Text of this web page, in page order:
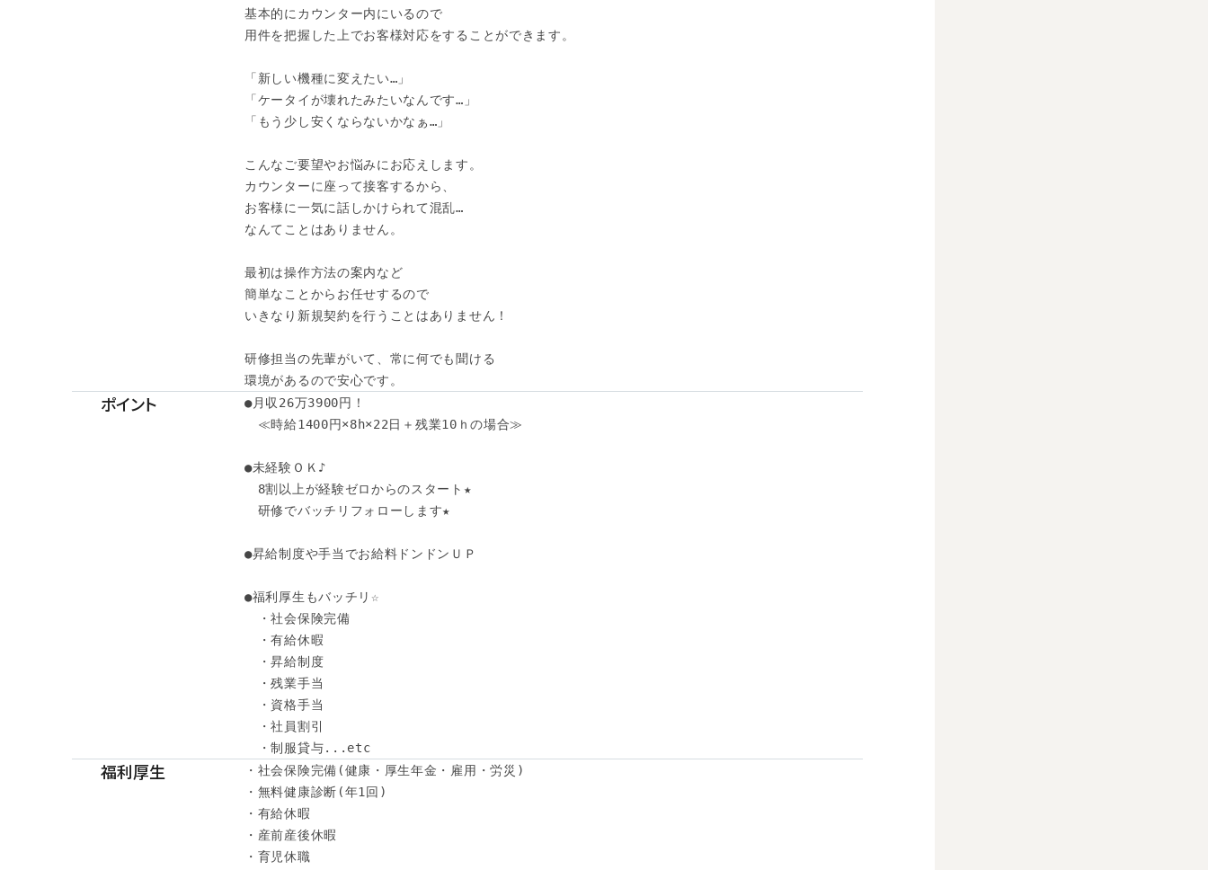
基本的にカウンター内にいるので
用件を把握した上でお客様対応をすることができます。
「新しい機種に変えたい…」
「ケータイが壊れたみたいなんです…」
「もう少し安くならないかなぁ…」
こんなご要望やお悩みにお応えします。
カウンターに座って接客するから、
お客様に一気に話しかけられて混乱…
なんてことはありません。
最初は操作方法の案内など
簡単なことからお任せするので
いきなり新規契約を行うことはありません！
研修担当の先輩がいて、常に何でも聞ける
環境があるので安心です。
ポイント
●月収26万3900円！
≪時給1400円×8h×22日＋残業10ｈの場合≫
●未経験ＯＫ♪
8割以上が経験ゼロからのスタート★
研修でバッチリフォローします★
●昇給制度や手当でお給料ドンドンＵＰ
●福利厚生もバッチリ☆
・社会保険完備
・有給休暇
・昇給制度
・残業手当
・資格手当
・社員割引
・制服貸与...etc
福利厚生
・社会保険完備(健康・厚生年金・雇用・労災)
・無料健康診断(年1回)
・有給休暇
・産前産後休暇
・育児休職